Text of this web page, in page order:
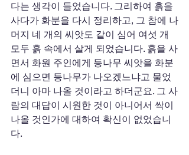
다는 생각이 들었습니다. 그리하여 흙을
사다가 화분을 다시 정리하고, 그 참에 나
머지 네 개의 씨앗도 같이 심어 여섯 개
모두 흙 속에서 살게 되었습니다. 흙을 사
면서 화원 주인에게 등나무 씨앗을 화분
에 심으면 등나무가 나오겠느냐고 물었
더니 아마 나올 것이라고 하더군요. 그 사
람의 대답이 시원한 것이 아니어서 싹이
나올 것인가에 대하여 확신이 없었습니
다.